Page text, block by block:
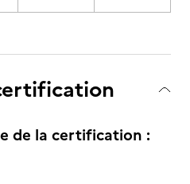
de la certification :